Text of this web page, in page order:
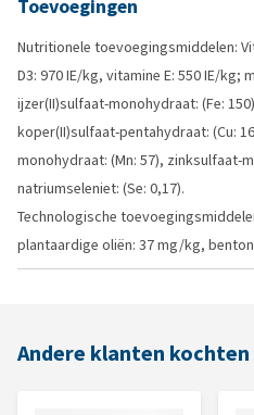
Toevoegingen
Nutritionele toevoegingsmiddelen:
D3: 970 IE/kg, vitamine E: 550 IE/
ijzer(II)sulfaat-monohydraat: (Fe:
koper(II)sulfaat-pentahydraat: (Cu:
monohydraat: (Mn: 57), zinksulfaat-
natriumseleniet: (Se: 0,17).
Technologische
plantaardige oliën: 37 mg/kg,
Andere klanten